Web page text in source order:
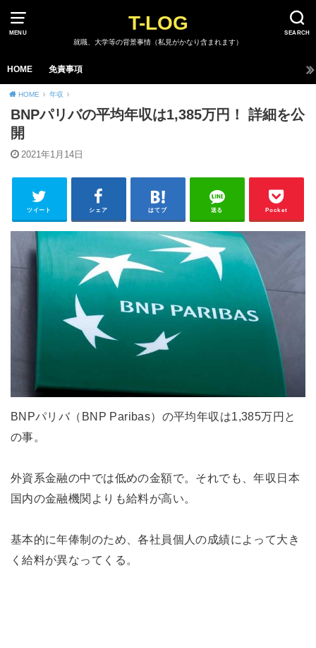
MENU SEARCH
T-LOG
就職、大学等の背景事情（私見がかなり含まれます）
HOME 免責事項
HOME 年収
BNPパリバの平均年収は1,385万円！ 詳細を公
開
2021年1月14日
ツイート シェア はてブ 送る Pocket
BNPパリバ（BNP Paribas）の平均年収は1,385万円と
の事。
外資系金融の中では低めの金額で。それでも、年収日本
国内の金融機関よりも給料が高い。
基本的に年俸制のため、各社員個人の成績によって大き
く給料が異なってくる。